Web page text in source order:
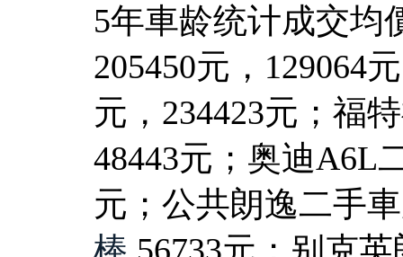
5年車龄统计成交均
205450元，129064
元，234423元；福
48443元；奥迪A6L
元；公共朗逸二手